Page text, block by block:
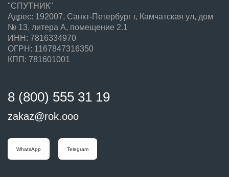
"СПУТНИК"
Адрес: 192007, Санкт-Петербург г, Камчатская ул, дом
№ 13, литера А, помещение 2.1
ИНН: 7816334970
ОГРН: 1167847316350
КПП: 781601001
8 (800) 555 31 19
zakaz@rok.ooo
WhatsApp Telegram